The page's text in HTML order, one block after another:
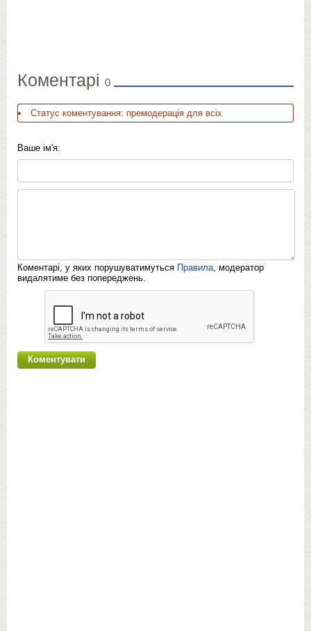
Коментарі 0
Статус коментування: премодерація для всіх
Ваше ім'я:
Коментарі, у яких порушуватимуться Правила , модератор
видалятиме без попереджень.